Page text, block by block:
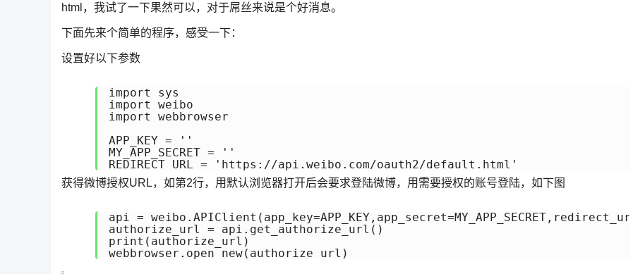
html，我试了一下果然可以，对于屌丝来说是个好消息。
下面先来个简单的程序，感受一下：
设置好以下参数
import sys
import weibo
import webbrowser
APP_KEY = ''
MY_APP_SECRET = ''
REDIRECT_URL = 'https://api.weibo.com/oauth2/default.html'
获得微博授权URL，如第2行，用默认浏览器打开后会要求登陆微博，用需要授权的账号登陆，如下图
api =
authorize_url = api.get_authorize_url()
print(authorize_url)